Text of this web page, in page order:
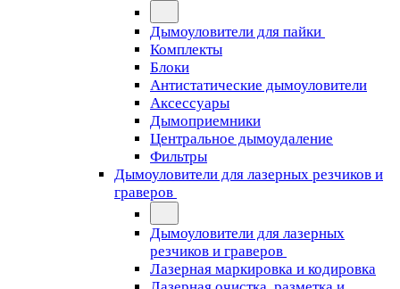
Дымоуловители для пайки
Комплекты
Блоки
Антистатические дымоуловители
Аксессуары
Дымоприемники
Центральное дымоудаление
Фильтры
Дымоуловители для лазерных резчиков и
граверов
Дымоуловители для лазерных
резчиков и граверов
Лазерная маркировка и кодировка